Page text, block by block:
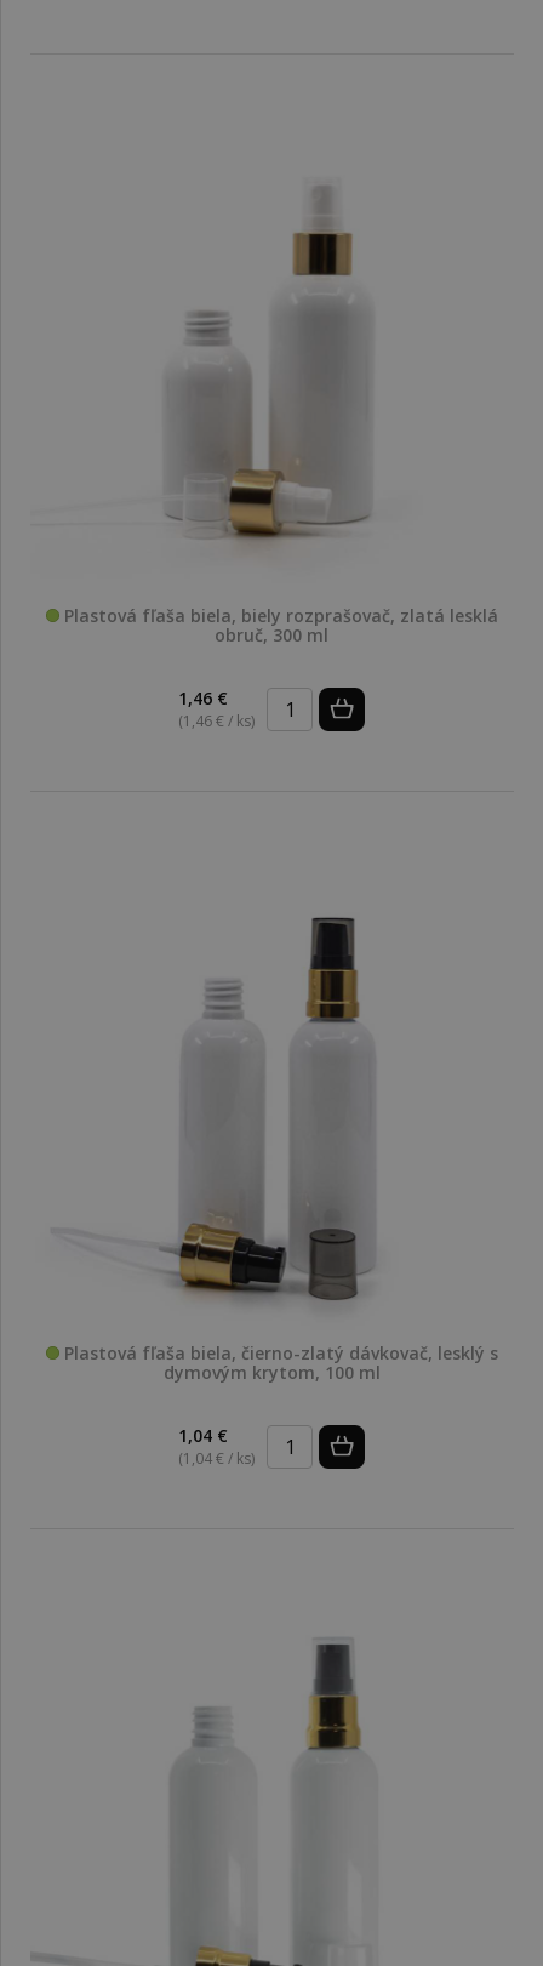
Plastová fľaša biela, biely rozprašovač, zlatá lesklá
obruč, 300 ml
1,46 €
(1,46 € / ks)
Plastová fľaša biela, čierno-zlatý dávkovač, lesklý s
dymovým krytom, 100 ml
1,04 €
(1,04 € / ks)